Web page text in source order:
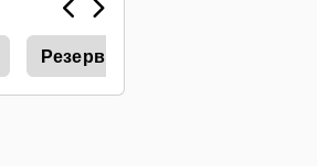
Резервно Сечило